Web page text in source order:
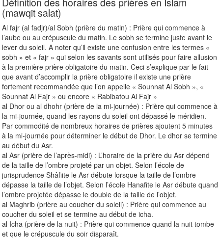
(mawqit salat)
Al fajr (al fadjr)/al Sobh (prière du matin) : Prière qui commence à
l’aube ou au crépuscule du matin. Le sobh se termine juste avant le
lever du soleil. A noter qu’il existe une confusion entre les termes «
sobh » et « fajr » qui selon les savants sont utilisés pour faire allusion
à la première prière obligatoire du matin. Ceci s’explique par le fait
que avant d’accomplir la prière obligatoire il existe une prière
fortement recommandée que l’on appelle « Sounnat Al Sobh », «
Sounnat Al Fajr » ou encore « Rabibatou Al Fajr »
al Dhor ou al dhohr (prière de la mi-journée) : Prière qui commence à
la mi-journée, quand les rayons du soleil ont dépassé le méridien.
Par commodité de nombreux horaires de prières ajoutent 5 minutes
à la mi-journée pour déterminer le début de Dhor. Le dhor se termine
au début du Asr.
al Asr (prière de l’après-midi) : L’horaire de la prière du Asr dépend
de la taille de l’ombre projeté par un objet. Selon l’école de
jurisprudence Shâfiite le Asr débute lorsque la taille de l’ombre
dépasse la taille de l’objet. Selon l’école Hanafite le Asr débute quand
l’ombre projetée dépasse le double de la taille de l’objet.
al Maghrib (prière au coucher du soleil) : Prière qui commence au
coucher du soleil et se termine au début de icha.
al Icha (prière de la nuit) : Prière qui commence quand la nuit tombe
et que le crépuscule du soir disparaît.